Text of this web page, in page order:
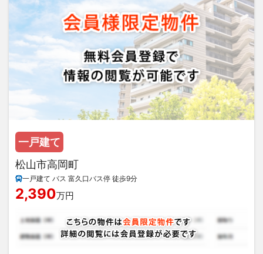
一戸建て
松山市高岡町
一戸建て バス 富久口バス停 徒歩9分
2,390万円